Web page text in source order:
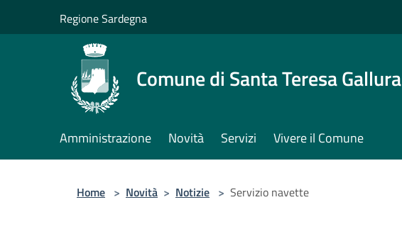
Regione Sardegna
Comune di Santa Teresa Gallura
Amministrazione Novità Servizi Vivere il Comune
Home > Novità > Notizie > Servizio navette